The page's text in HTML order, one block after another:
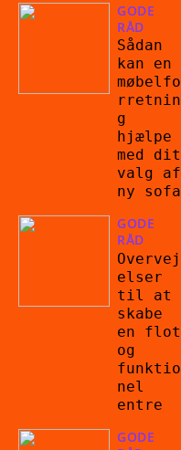
GODE
RÅD
Sådan
kan en
møbelfo
rretnin
g
hjælpe
med dit
valg af
ny sofa
GODE
RÅD
Overvej
elser
til at
skabe
en flot
og
funktio
nel
entre
GODE